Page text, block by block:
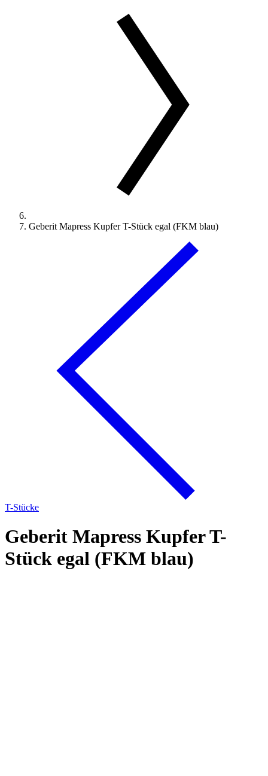
Geberit Mapress Kupfer T-Stück egal (FKM blau)
T-Stücke
Geberit Mapress Kupfer T-
Stück egal (FKM blau)